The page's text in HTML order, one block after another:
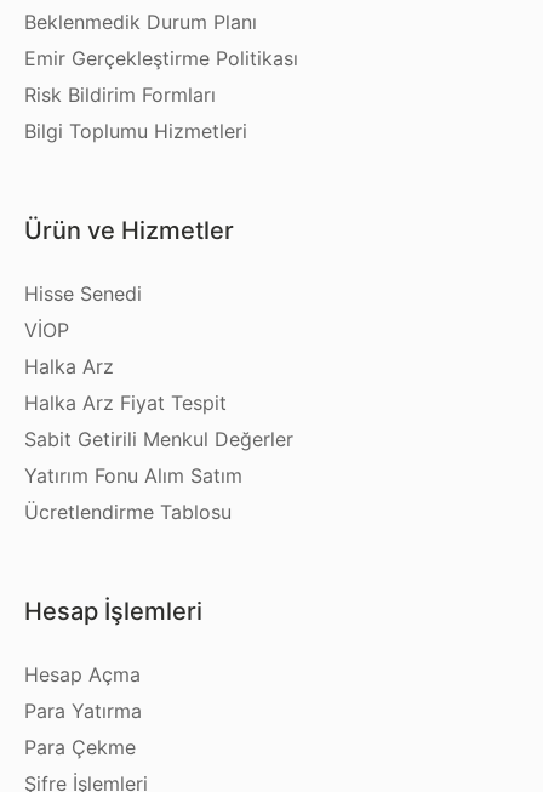
Beklenmedik Durum Planı
Emir Gerçekleştirme Politikası
Risk Bildirim Formları
Bilgi Toplumu Hizmetleri
Ürün ve Hizmetler
Hisse Senedi
VİOP
Halka Arz
Halka Arz Fiyat Tespit
Sabit Getirili Menkul Değerler
Yatırım Fonu Alım Satım
Ücretlendirme Tablosu
Hesap İşlemleri
Hesap Açma
Para Yatırma
Para Çekme
Şifre İşlemleri